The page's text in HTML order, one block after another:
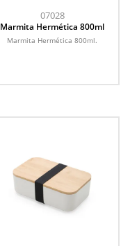
07028
Marmita Hermética 800ml
Marmita Hermética 800ml.